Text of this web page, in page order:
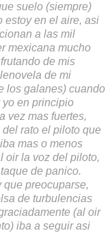
suelo (siempre)
estoy en el aire, asi
a las mil
mexicana mucho
de mis
de mi
los galanes) cuando
en principio
vez mas fuertes,
rato el piloto que
mas o menos
oir la voz del piloto,
de panico.
que preocuparse,
de turbulencias
(al oir
iba a seguir asi